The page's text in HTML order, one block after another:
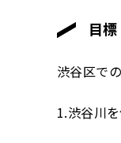
目標
渋谷区で
1.渋谷川